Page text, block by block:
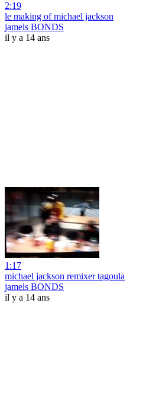
2:19
le making of michael jackson
jamels BONDS
il y a 14 ans
1:17
michael jackson remixer tagoula
jamels BONDS
il y a 14 ans